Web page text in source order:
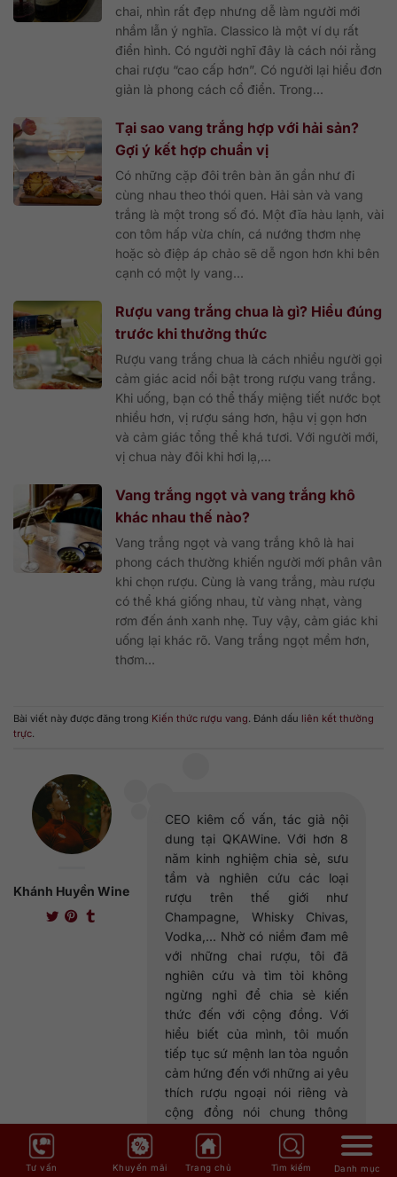
chai, nhìn rất đẹp nhưng dễ làm người mới
nhầm lẫn ý nghĩa. Classico là một ví dụ rất
điển hình. Có người nghĩ đây là cách nói rằng
chai rượu “cao cấp hơn”. Có người lại hiểu đơn
giản là phong cách cổ điển. Trong...
Tại sao vang trắng hợp với hải sản?
Gợi ý kết hợp chuẩn vị
Có những cặp đôi trên bàn ăn gần như đi
cùng nhau theo thói quen. Hải sản và vang
trắng là một trong số đó. Một đĩa hàu lạnh, vài
con tôm hấp vừa chín, cá nướng thơm nhẹ
hoặc sò điệp áp chảo sẽ dễ ngon hơn khi bên
cạnh có một ly vang...
Rượu vang trắng chua là gì? Hiểu đúng
trước khi thưởng thức
Rượu vang trắng chua là cách nhiều người gọi
cảm giác acid nổi bật trong rượu vang trắng.
Khi uống, bạn có thể thấy miệng tiết nước bọt
nhiều hơn, vị rượu sáng hơn, hậu vị gọn hơn
và cảm giác tổng thể khá tươi. Với người mới,
vị chua này đôi khi hơi lạ,...
Vang trắng ngọt và vang trắng khô
khác nhau thế nào?
Vang trắng ngọt và vang trắng khô là hai
phong cách thường khiến người mới phân vân
khi chọn rượu. Cùng là vang trắng, màu rượu
có thể khá giống nhau, từ vàng nhạt, vàng
rơm đến ánh xanh nhẹ. Tuy vậy, cảm giác khi
uống lại khác rõ. Vang trắng ngọt mềm hơn,
thơm...
Bài viết này được đăng trong Kiến thức rượu vang. Đánh dấu liên kết thường
trực.
Khánh Huyền Wine
CEO kiêm cố vấn, tác giả nội
dung tại QKAWine. Với hơn 8
năm kinh nghiệm chia sẻ, sưu
tầm và nghiên cứu các loại
rượu trên thế giới như
Champagne, Whisky Chivas,
Vodka,... Nhờ có niềm đam mê
với những chai rượu, tôi đã
nghiên cứu và tìm tòi không
ngừng nghỉ để chia sẻ kiến
thức đến với cộng đồng. Với
hiểu biết của mình, tôi muốn
tiếp tục sứ mệnh lan tỏa nguồn
cảm hứng đến với những ai yêu
thích rượu ngoại nói riêng và
cộng đồng nói chung thông
qua những chia sẻ trên website
của QKAWine.
Tư vấn Khuyến mãi Trang chủ Tìm kiếm Danh mục